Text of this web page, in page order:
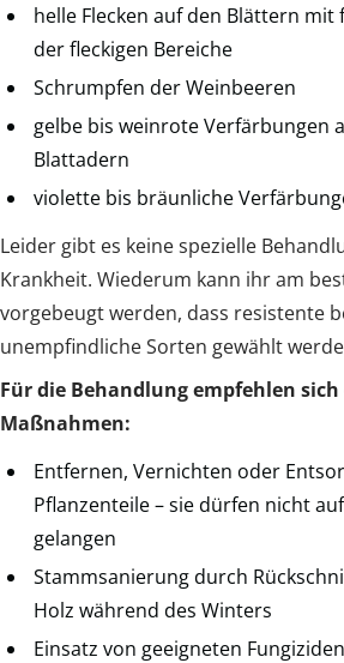
helle Flecken auf den Blättern
der fleckigen Bereiche
Schrumpfen der Weinbeeren
gelbe bis weinrote Verfärbungen
Blattadern
violette bis bräunliche
Leider gibt es keine spezielle
Krankheit. Wiederum kann ihr am
vorgebeugt werden, dass resistente
unempfindliche Sorten gewählt
Für die Behandlung empfehlen
Maßnahmen:
Entfernen, Vernichten oder
Pflanzenteile – sie dürfen nicht
gelangen
Stammsanierung durch
Holz während des Winters
Einsatz von geeigneten Fungiziden